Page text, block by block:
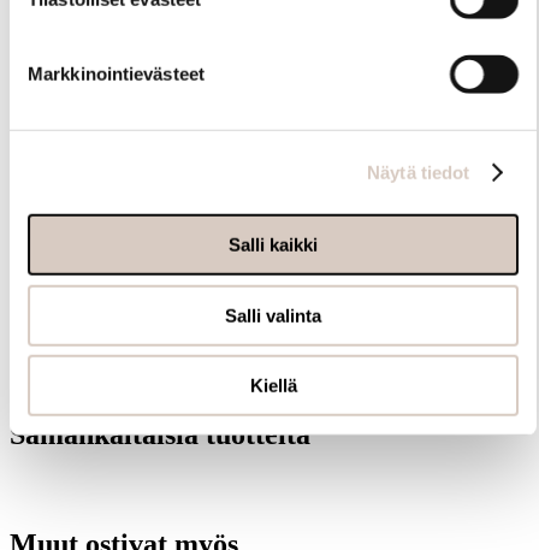
Markkinointievästeet
Näytä tiedot
Salli kaikki
Salli valinta
Kiellä
Samankaltaisia tuotteita